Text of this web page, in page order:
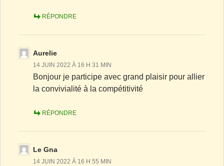
RÉPONDRE
Aurelie
14 JUIN 2022 À 16 H 31 MIN
Bonjour je participe avec grand plaisir pour allier
la convivialité à la compétitivité
RÉPONDRE
Le Gna
14 JUIN 2022 À 16 H 55 MIN